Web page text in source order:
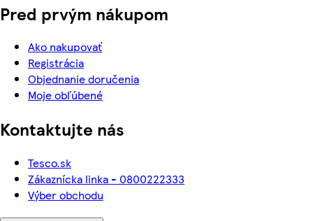
Pred prvým nákupom
Ako nakupovať
Registrácia
Objednanie doručenia
Moje obľúbené
Kontaktujte nás
Tesco.sk
Zákaznícka linka - 0800222333
Výber obchodu